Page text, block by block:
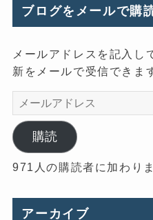
ブログをメールで購
メールアドレスを記入し
新をメールで受信できま
メ
ー
ル
ア
ド
ス
購読
971人の購読者に加わり
アーカイブ